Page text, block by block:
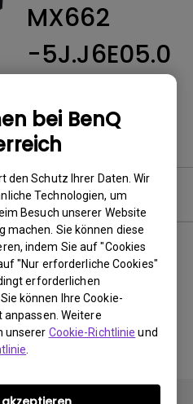
bei BenQ
den Schutz Ihrer Daten. Wir
Technologien, um
Besuch unserer Website
machen. Sie können diese
indem Sie auf "Cookies
"Nur erforderliche Cookies"
erforderlichen
können Ihre Cookie-
anpassen. Weitere
unserer Cookie-Richtlinie und
MX662
-5J.J6E05.0
Software
Treiber